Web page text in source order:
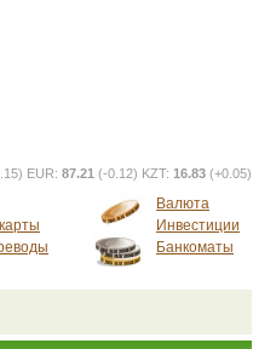
EUR: 87.21 (-0.12) KZT: 16.83 (+0.05)
Валюта
Инвестиции
Банкоматы